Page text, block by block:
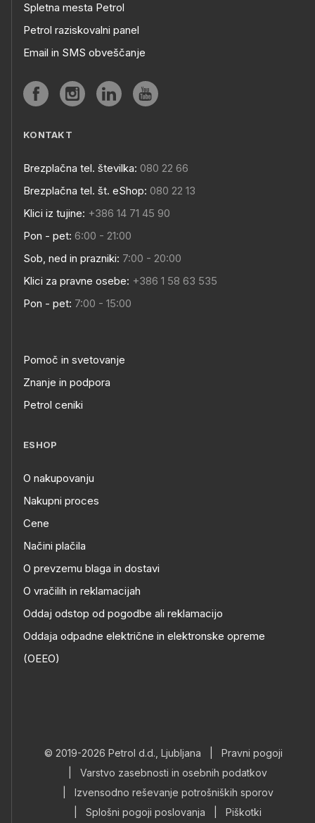
Spletna mesta Petrol
Petrol raziskovalni panel
Email in SMS obveščanje
KONTAKT
Brezplačna tel. številka: 080 22 66
Brezplačna tel. št. eShop: 080 22 13
Klici iz tujine: +386 14 71 45 90
Pon - pet: 6:00 - 21:00
Sob, ned in prazniki: 7:00 - 20:00
Klici za pravne osebe: +386 1 58 63 535
Pon - pet: 7:00 - 15:00
Pomoč in svetovanje
Znanje in podpora
Petrol ceniki
ESHOP
O nakupovanju
Nakupni proces
Cene
Načini plačila
O prevzemu blaga in dostavi
O vračilih in reklamacijah
Oddaj odstop od pogodbe ali reklamacijo
Oddaja odpadne električne in elektronske opreme
(OEEO)
© 2019-2026 Petrol d.d., Ljubljana
Pravni pogoji
Varstvo zasebnosti in osebnih podatkov
Izvensodno reševanje potrošniških sporov
Splošni pogoji poslovanja Piškotki